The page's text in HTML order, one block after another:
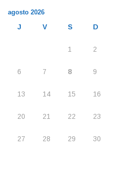
agosto 2026
J V S D
1 2
6 7 8 9
13 14 15 16
20 21 22 23
27 28 29 30